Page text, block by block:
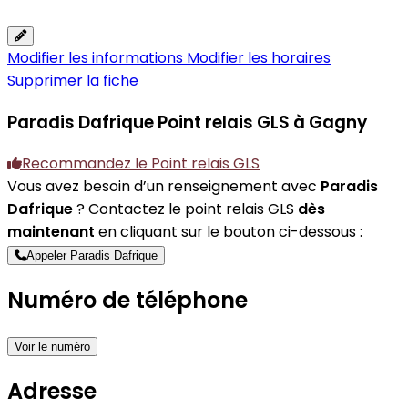
Modifier les informations Modifier les horaires
Supprimer la fiche
Paradis DafriquePoint relais GLS à Gagny
Recommandez le Point relais GLS
Vous avez besoin d’un renseignement avec Paradis
Dafrique? Contactez le point relais GLS dès
maintenant en cliquant sur le bouton ci-dessous :
Appeler Paradis Dafrique
Numéro de téléphone
Voir le numéro
Adresse